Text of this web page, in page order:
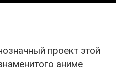
проект этой
аниме